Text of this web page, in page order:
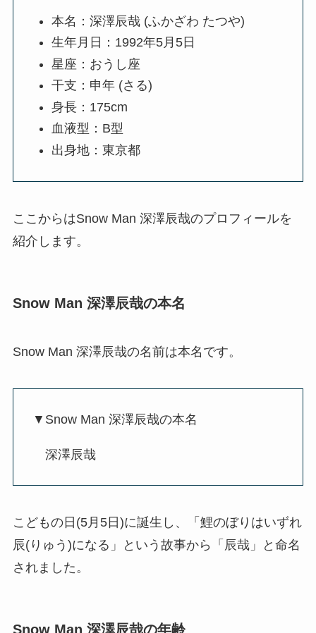
本名：深澤辰哉 (ふかざわ たつや)
生年月日：1992年5月5日
星座：おうし座
干支：申年 (さる)
身長：175cm
血液型：B型
出身地：東京都
ここからはSnow Man 深澤辰哉のプロフィールを
紹介します。
Snow Man 深澤辰哉の本名
Snow Man 深澤辰哉の名前は本名です。
▼Snow Man 深澤辰哉の本名
深澤辰哉
こどもの日(5月5日)に誕生し、「鯉のぼりはいずれ
辰(りゅう)になる」という故事から「辰哉」と命名
されました。
Snow Man 深澤辰哉の年齢